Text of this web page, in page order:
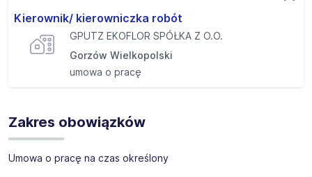
Kierownik/ kierowniczka robót
GPUTZ EKOFLOR SPÓŁKA Z O.O.
Gorzów Wielkopolski
umowa o pracę
Zakres obowiązków
Umowa o pracę na czas określony